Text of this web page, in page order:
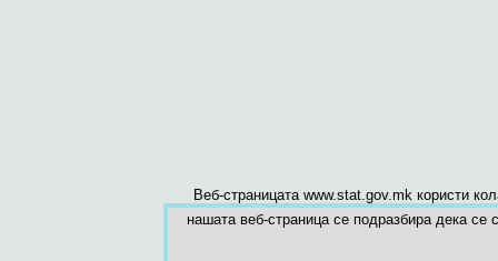
Веб-страницата www.stat.gov.mk користи
нашата веб-страница се подразбира дека се